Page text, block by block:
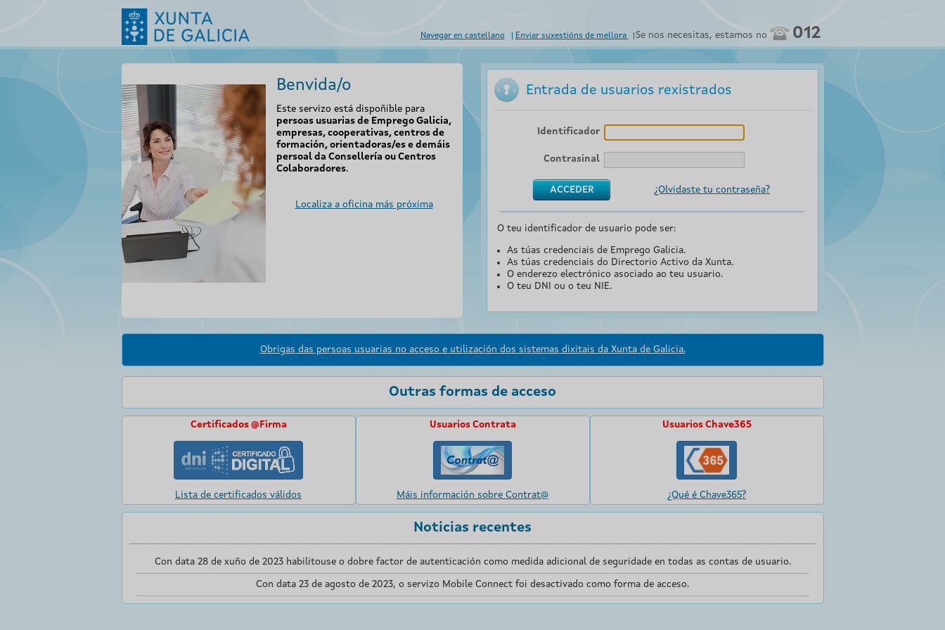
Navegar en castellano Enviar suxestións de mellora Se nos necesitas, estamos no 012
Benvida/o
Este servizo está dispoñible para
persoas usuarias de Emprego Galicia,
empresas, cooperativas, centros de
formación, orientadoras/es e demáis
persoal da Consellería ou Centros
Colaboradores.
Localiza a oficina más próxima
Entrada de usuarios rexistrados
Identificador
Contrasinal
¿Olvidaste tu contraseña?
O teu identificador de usuario pode ser:
As túas credenciais de Emprego Galicia.
As túas credenciais do Directorio Activo da Xunta.
O enderezo electrónico asociado ao teu usuario.
O teu DNI ou o teu NIE.
Obrigas das persoas usuarias no acceso e utilización dos sistemas dixitais da Xunta de Galicia.
Outras formas de acceso
Certificados @Firma
Lista de certificados válidos
Usuarios Contrata
Máis información sobre Contrat@
Usuarios Chave365
¿Qué é Chave365?
Noticias recentes
Con data 28 de xuño de 2023 habilitouse o dobre factor de autenticación como medida adicional de seguridade en todas as contas de usuario.
Con data 23 de agosto de 2023, o servizo Mobile Connect foi desactivado como forma de acceso.